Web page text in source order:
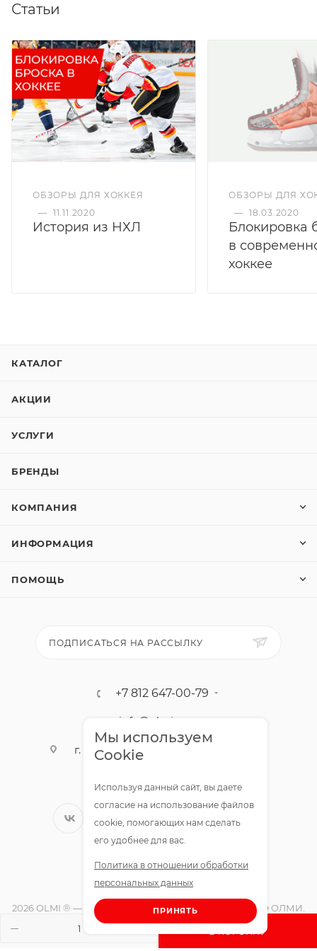
В КОРЗИНУ
Статьи
ОБЗОРЫ ДЛЯ ХОККЕЯ
— 11.11.2020
История из НХЛ
ОБЗОРЫ ДЛЯ
— 18.03.2020
Блокировка
в
хоккее
КАТАЛОГ
АКЦИИ
УСЛУГИ
БРЕНДЫ
КОМПАНИЯ
ИНФОРМАЦИЯ
ПОМОЩЬ
ПОДПИСАТЬСЯ НА РАССЫЛКУ
+7 812 647-00-79
info@olmigroup.ru
г. Санкт-Петербург, ул. Мебельная,
12,1 офис 210
2026 OLMI ® — официальный интернет-магазин ООО ОЛМИ.
Все права защищены.
Мы используем
Cookie
Используя данный сайт, вы даете
согласие на использование файлов
cookie, помогающих нам сделать
его удобнее для вас.
Политика в отношении обработки
персональных данных
ПРИНЯТЬ